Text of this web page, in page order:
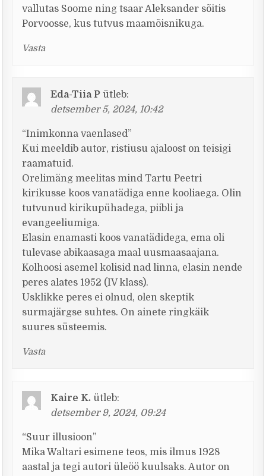
vallutas Soome ning tsaar Aleksander sõitis
Porvoosse, kus tutvus maamõisnikuga.
Vasta
Eda-Tiia P ütleb:
detsember 5, 2024, 10:42
“Inimkonna vaenlased”
Kui meeldib autor, ristiusu ajaloost on teisigi
raamatuid.
Orelimäng meelitas mind Tartu Peetri
kirikusse koos vanatädiga enne kooliaega. Olin
tutvunud kirikupühadega, piibli ja
evangeeliumiga.
Elasin enamasti koos vanatädidega, ema oli
tulevase abikaasaga maal uusmaasaajana.
Kolhoosi asemel kolisid nad linna, elasin nende
peres alates 1952 (IV klass).
Usklikke peres ei olnud, olen skeptik
surmajärgse suhtes. On ainete ringkäik
suures süsteemis.
Vasta
Kaire K. ütleb:
detsember 9, 2024, 09:24
“Suur illusioon”
Mika Waltari esimene teos, mis ilmus 1928
aastal ja tegi autori üleöö kuulsaks. Autor on